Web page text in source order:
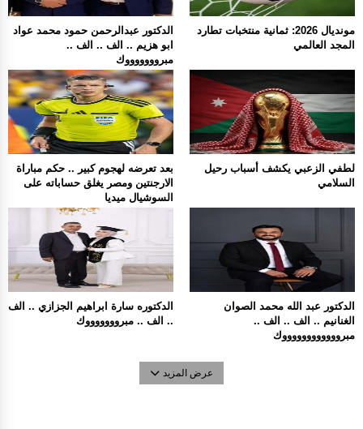
الدكتور عبدالرحمن حمود محمد عواد
ابو هزيم .. الف .. الف ..
مبروووووووك
مونديال 2026: ثمانية منتخبات تطارد
المجد العالمي
بعد تعرضه لهجوم كبير .. حكم مباراة
الارجنتين ومصر يغلق حساباته على
السوشيال ميديا
لطفي الزعبي يكشف أسباب رحيل
السلامي
الدكتوره سارة ابراهيم الجزازي .. الف
.. الف .. مبروووووووك
الدكتور عبد الله محمد الصوان
الغنانيم .. الف .. الف ..
مبرووووووووووووك
عرض المزيد